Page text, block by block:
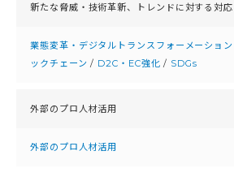
新たな脅威・技術革新、 トレンドに対する対応
業態変革・デジタルトランスフォーメーション
ックチェーン / D2C・EC強化 / SDGs
外部のプロ人材活用
外部のプロ人材活用